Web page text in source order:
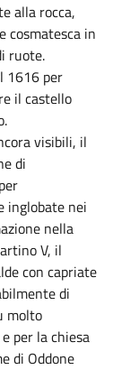
alla rocca,
cosmatesca in
ruote.
1616 per
il castello
visibili, il
di
inglobate nei
nella
V, il
con capriate
di
molto
per la chiesa
di Oddone